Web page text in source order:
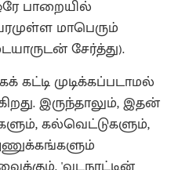
பாறையில்
மாபெரும்
சேர்த்து).
முடிக்கப்படாமல்
இருந்தாலும், இதன்
கல்வெட்டுகளும்,